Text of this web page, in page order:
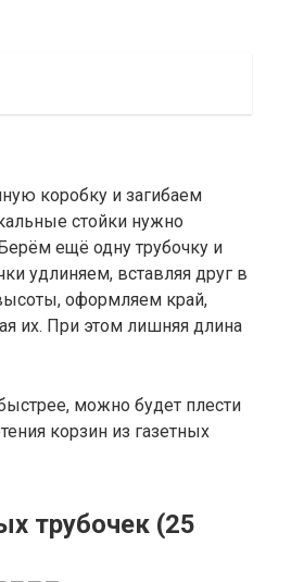
коробку и загибаем
стойки нужно
ещё одну трубочку и
удлиняем, вставляя друг в
оформляем край,
их. При этом лишняя длина
можно будет плести
корзин из газетных
трубочек (25